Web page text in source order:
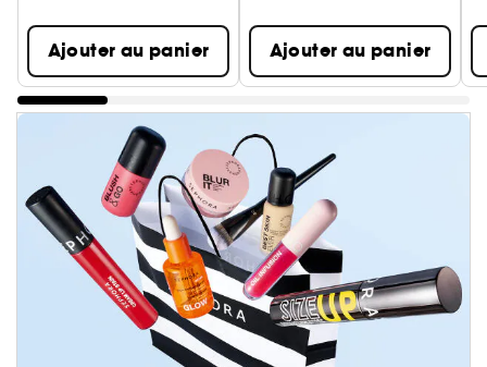
Ajouter au panier Ajouter au panier